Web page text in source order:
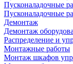
Пусконаладочные
Пусконаладочные
Демонтаж
Демонтаж
Распределение и
Монтажные работы
Монтаж шкафов